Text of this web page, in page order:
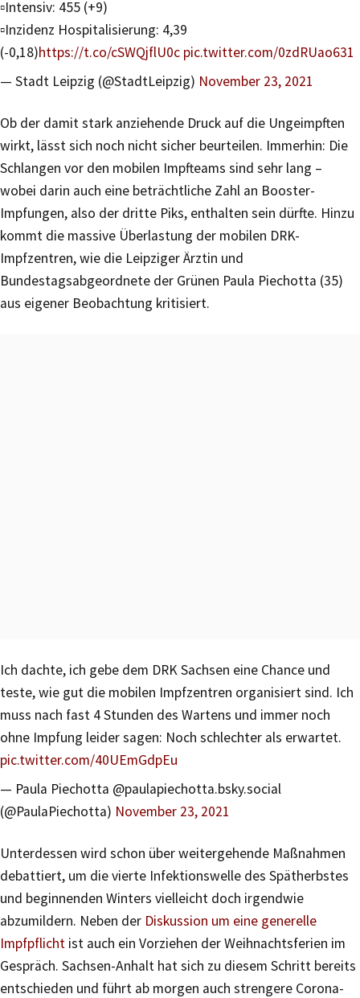
▫️Intensiv: 455 (+9)
▫️Inzidenz Hospitalisierung: 4,39
(-0,18)https://t.co/cSWQjflU0c pic.twitter.com/0zdRUao631
— Stadt Leipzig (@StadtLeipzig) November 23, 2021
Ob der damit stark anziehende Druck auf die Ungeimpften
wirkt, lässt sich noch nicht sicher beurteilen. Immerhin: Die
Schlangen vor den mobilen Impfteams sind sehr lang –
wobei darin auch eine beträchtliche Zahl an Booster-
Impfungen, also der dritte Piks, enthalten sein dürfte. Hinzu
kommt die massive Überlastung der mobilen DRK-
Impfzentren, wie die Leipziger Ärztin und
Bundestagsabgeordnete der Grünen Paula Piechotta (35)
aus eigener Beobachtung kritisiert.
Ich dachte, ich gebe dem DRK Sachsen eine Chance und
teste, wie gut die mobilen Impfzentren organisiert sind. Ich
muss nach fast 4 Stunden des Wartens und immer noch
ohne Impfung leider sagen: Noch schlechter als erwartet.
pic.twitter.com/40UEmGdpEu
— Paula Piechotta @paulapiechotta.bsky.social
(@PaulaPiechotta) November 23, 2021
Unterdessen wird schon über weitergehende Maßnahmen
debattiert, um die vierte Infektionswelle des Spätherbstes
und beginnenden Winters vielleicht doch irgendwie
abzumildern. Neben der Diskussion um eine generelle
Impfpflicht ist auch ein Vorziehen der Weihnachtsferien im
Gespräch. Sachsen-Anhalt hat sich zu diesem Schritt bereits
entschieden und führt ab morgen auch strengere Corona-